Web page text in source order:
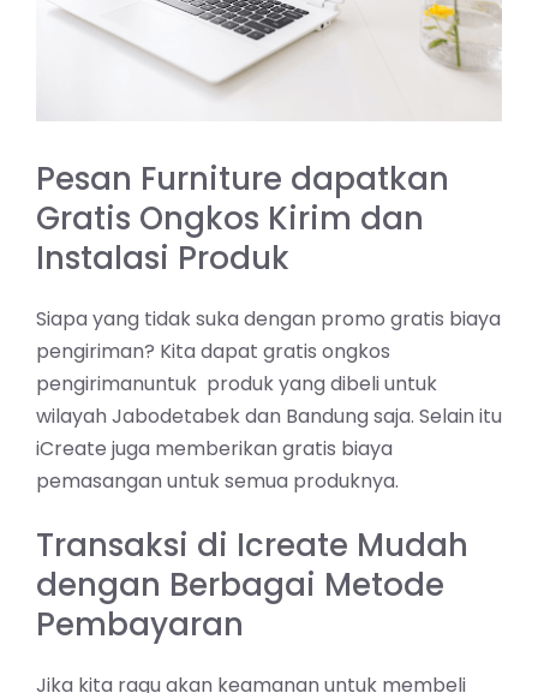
Pesan Furniture dapatkan
Gratis Ongkos Kirim dan
Instalasi Produk
Siapa yang tidak suka dengan promo gratis biaya
pengiriman? Kita dapat gratis ongkos
pengirimanuntuk produk yang dibeli untuk
wilayah Jabodetabek dan Bandung saja. Selain itu
iCreate juga memberikan gratis biaya
pemasangan untuk semua produknya.
Transaksi di Icreate Mudah
dengan Berbagai Metode
Pembayaran
Jika kita ragu akan keamanan untuk membeli